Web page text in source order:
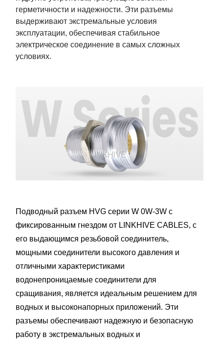
герметичности и надежности. Эти разъемы
выдерживают экстремальные условия
эксплуатации, обеспечивая стабильное
электрическое соединение в самых сложных
условиях.
Подводный разъем HVG серии W 0W-3W с
фиксированным гнездом от LINKHIVE CABLES, с
его выдающимся резьбовой соединитель,
мощными соединители высокого давления и
отличными характеристиками
водонепроницаемые соединители для
сращивания, является идеальным решением для
водных и высоконапорных приложений. Эти
разъемы обеспечивают надежную и безопасную
работу в экстремальных водных и